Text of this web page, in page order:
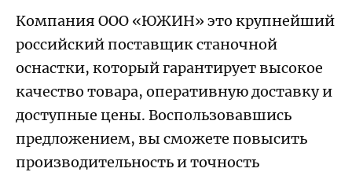
Компания ООО «ЮЖИН» это крупнейший
российский поставщик станочной
оснастки, который гарантирует высокое
качество товара, оперативную доставку и
доступные цены. Воспользовавшись
предложением, вы сможете повысить
производительность и точность